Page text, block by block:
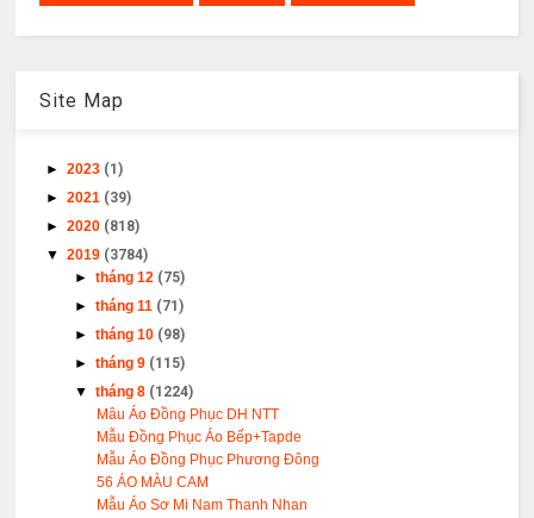
Site Map
►2023 (1)
►2021 (39)
►2020 (818)
▼2019 (3784)
►tháng 12 (75)
►tháng 11 (71)
►tháng 10 (98)
►tháng 9 (115)
▼tháng 8 (1224)
Mâu Áo Đồng Phục DH NTT
Mẫu Đồng Phục Áo Bếp+Tapde
Mẫu Áo Đồng Phục Phương Đông
56 ÁO MÀU CAM
Mẫu Áo Sơ Mi Nam Thanh Nhan